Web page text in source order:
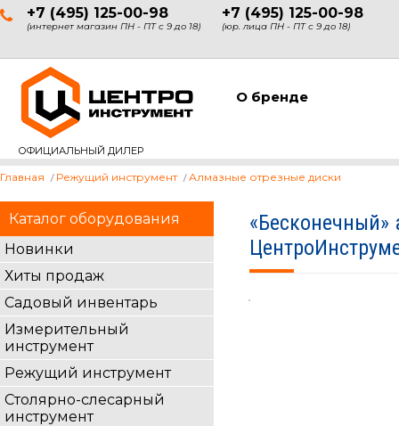
+7 (495) 125-00-98
(интернет магазин ПН - ПТ с 9 до 18)
+7 (495) 125-00-98
(юр. лица ПН - ПТ с 9 до 18)
ОФИЦИАЛЬНЫЙ ДИЛЕР
О бренде
Каталог оборудования
Новинки
Хиты продаж
Садовый инвентарь
Измерительный
инструмент
Режущий инструмент
Столярно-слесарный
инструмент
Главная Режущий инструмент Алмазные отрезные диски
«Бесконечный»